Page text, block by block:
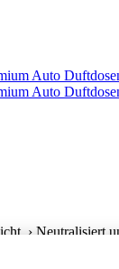
› Neutralisiert
fürs Büro ›